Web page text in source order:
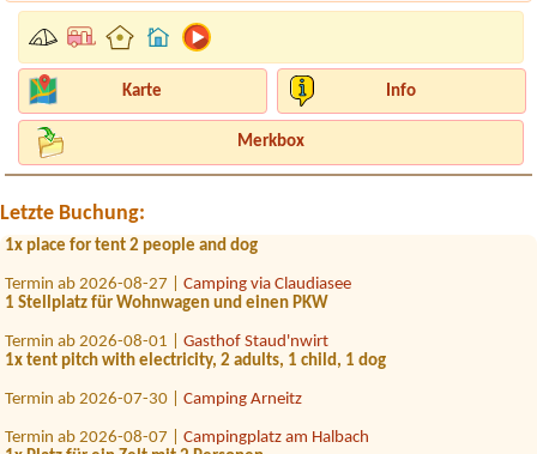
Karte Info
Merkbox
Letzte Buchung:
Termin ab 2026-07-31 |
Campingplatz Neufelder See
1 Zelte 3.Personen
Termin ab 2026-08-17 |Storchencamp Rust
1x
Termin ab 2026-08-13 |
1x place for tent 2 people and dog
Termin ab 2026-08-27 | Camping via Claudiasee
1 Stellplatz für Wohnwagen und einen PKW
Termin ab 2026-08-01 | Gasthof Staud'nwirt
1x tent pitch with electricity, 2 adults, 1 child, 1 dog
Termin ab 2026-07-30 | Camping Arneitz
Termin ab 2026-08-07 | Campingplatz am Halbach
1x Platz für ein Zelt mit 2 Personen